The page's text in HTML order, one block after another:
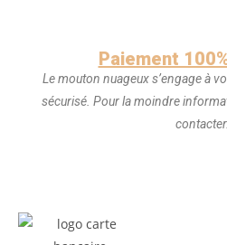
Paiement
Le mouton nuageux s’engage à
sécurisé. Pour la moindre
contacter.